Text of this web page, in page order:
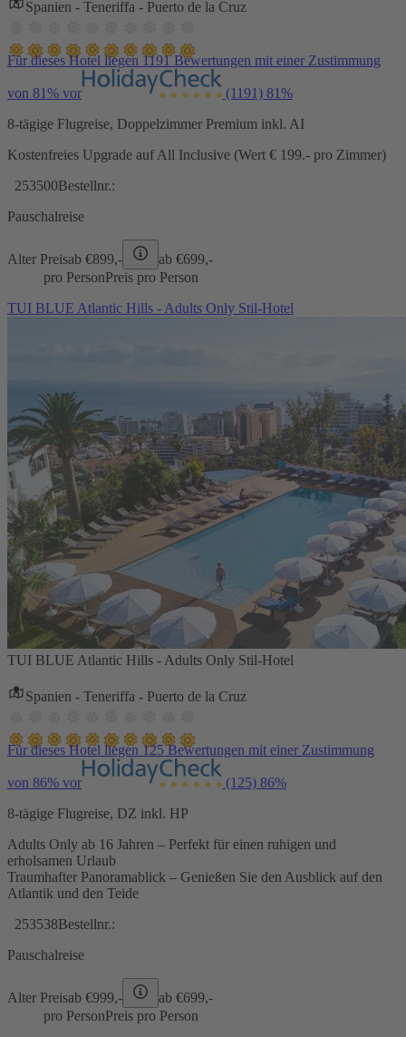
Spanien - Teneriffa - Puerto de la Cruz
Für dieses Hotel liegen 1191 Bewertungen mit einer Zustimmung
von 81% vor (1191) 81%
8-tägige Flugreise, Doppelzimmer Premium inkl. AI
Kostenfreies Upgrade auf All Inclusive (Wert € 199.- pro Zimmer)
253500Bestellnr.:
Pauschalreise
Alter Preisab €899,- ab €699,-
pro PersonPreis pro Person
TUI BLUE Atlantic Hills - Adults Only Stil-Hotel
TUI BLUE Atlantic Hills - Adults Only Stil-Hotel
Spanien - Teneriffa - Puerto de la Cruz
Für dieses Hotel liegen 125 Bewertungen mit einer Zustimmung
von 86% vor (125) 86%
8-tägige Flugreise, DZ inkl. HP
Adults Only ab 16 Jahren – Perfekt für einen ruhigen und
erholsamen Urlaub
Traumhafter Panoramablick – Genießen Sie den Ausblick auf den
Atlantik und den Teide
253538Bestellnr.:
Pauschalreise
Alter Preisab €999,- ab €699,-
pro PersonPreis pro Person